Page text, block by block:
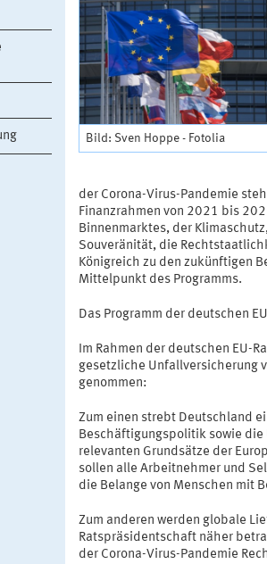
Bild: Sven Hoppe - Fotolia
der Corona-Virus-Pandemie
Finanzrahmen von 2021 bis
Binnenmarktes, der
Souveränität, die
Königreich zu den zukünftigen
Mittelpunkt des Programms.
Das Programm der deutschen
Im Rahmen der deutschen EU-
gesetzliche Unfallversicherung
genommen:
Zum einen strebt Deutschland
Beschäftigungspolitik sowie die
relevanten Grundsätze der
sollen alle Arbeitnehmer und
die Belange von Menschen mit
Zum anderen werden globale
Ratspräsidentschaft näher
der Corona-Virus-Pandemie